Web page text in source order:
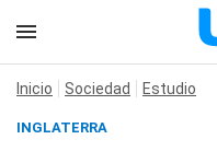
Inicio Sociedad Estudio
INGLATERRA